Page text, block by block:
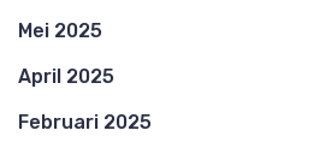
Mei 2025
April 2025
Februari 2025